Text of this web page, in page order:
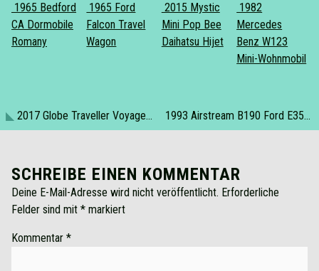
1965 Bedford
CA Dormobile
Romany
1965 Ford
Falcon Travel
Wagon
2015 Mystic
Mini Pop Bee
Daihatsu Hijet
1982
Mercedes
Benz W123
Mini-Wohnmobil
1993 Airstream B190 Ford E350
2017 Globe Traveller Voyager X Fiat Ducato
SCHREIBE EINEN KOMMENTAR
Deine E-Mail-Adresse wird nicht veröffentlicht. Erforderliche
Felder sind mit * markiert
Kommentar *